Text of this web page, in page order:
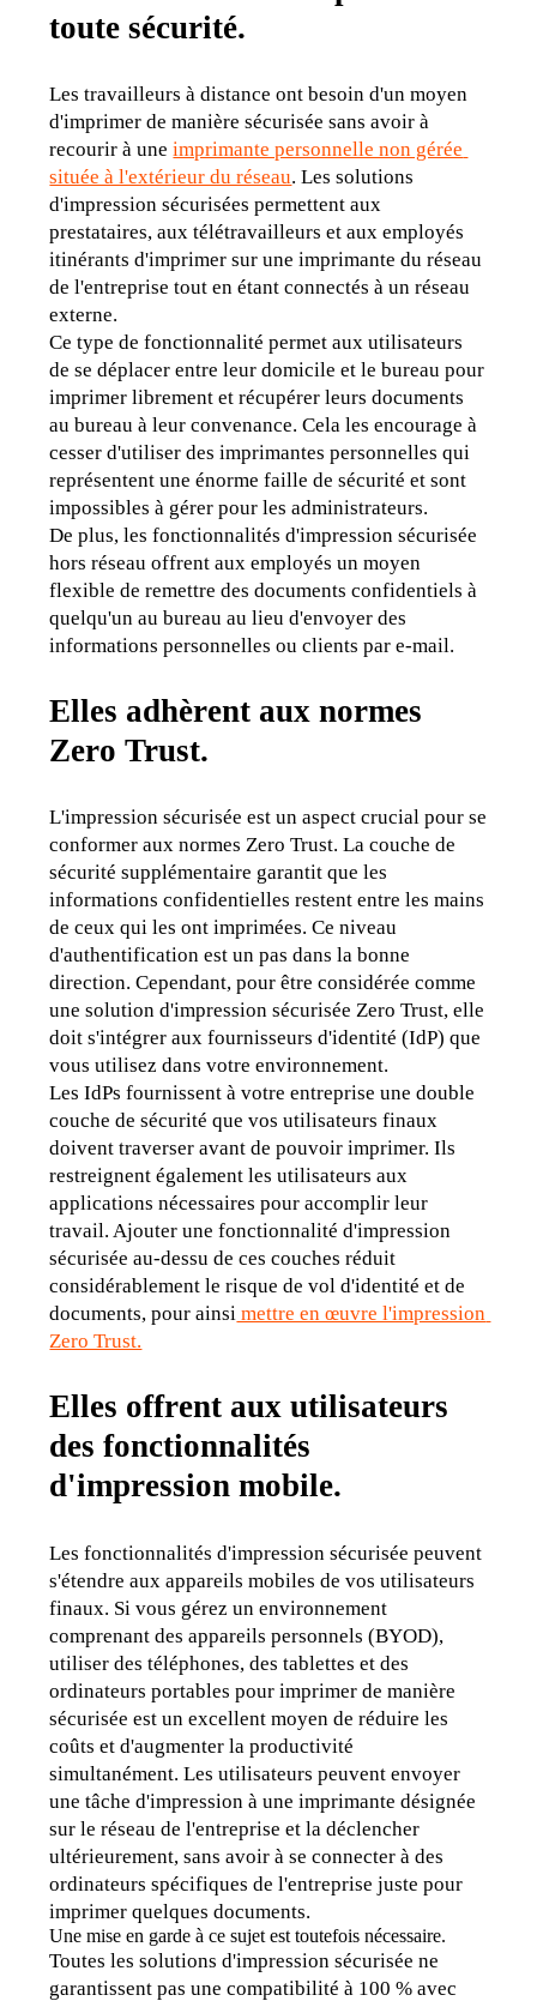
toute sécurité.
Les travailleurs à distance ont besoin d'un moyen
d'imprimer de manière sécurisée sans avoir à
recourir à une imprimante personnelle non gérée
située à l'extérieur du réseau. Les solutions
d'impression sécurisées permettent aux
prestataires, aux télétravailleurs et aux employés
itinérants d'imprimer sur une imprimante du réseau
de l'entreprise tout en étant connectés à un réseau
externe.
Ce type de fonctionnalité permet aux utilisateurs
de se déplacer entre leur domicile et le bureau pour
imprimer librement et récupérer leurs documents
au bureau à leur convenance. Cela les encourage à
cesser d'utiliser des imprimantes personnelles qui
représentent une énorme faille de sécurité et sont
impossibles à gérer pour les administrateurs.
De plus, les fonctionnalités d'impression sécurisée
hors réseau offrent aux employés un moyen
flexible de remettre des documents confidentiels à
quelqu'un au bureau au lieu d'envoyer des
informations personnelles ou clients par e-mail.
Elles adhèrent aux normes
Zero Trust.
L'impression sécurisée est un aspect crucial pour se
conformer aux normes Zero Trust. La couche de
sécurité supplémentaire garantit que les
informations confidentielles restent entre les mains
de ceux qui les ont imprimées. Ce niveau
d'authentification est un pas dans la bonne
direction. Cependant, pour être considérée comme
une solution d'impression sécurisée Zero Trust, elle
doit s'intégrer aux fournisseurs d'identité (IdP) que
vous utilisez dans votre environnement.
Les IdPs fournissent à votre entreprise une double
couche de sécurité que vos utilisateurs finaux
doivent traverser avant de pouvoir imprimer. Ils
restreignent également les utilisateurs aux
applications nécessaires pour accomplir leur
travail. Ajouter une fonctionnalité d'impression
sécurisée au-dessu de ces couches réduit
considérablement le risque de vol d'identité et de
documents, pour ainsi mettre en œuvre l'impression
Zero Trust.
Elles offrent aux utilisateurs
des fonctionnalités
d'impression mobile.
Les fonctionnalités d'impression sécurisée peuvent
s'étendre aux appareils mobiles de vos utilisateurs
finaux. Si vous gérez un environnement
comprenant des appareils personnels (BYOD),
utiliser des téléphones, des tablettes et des
ordinateurs portables pour imprimer de manière
sécurisée est un excellent moyen de réduire les
coûts et d'augmenter la productivité
simultanément. Les utilisateurs peuvent envoyer
une tâche d'impression à une imprimante désignée
sur le réseau de l'entreprise et la déclencher
ultérieurement, sans avoir à se connecter à des
ordinateurs spécifiques de l'entreprise juste pour
imprimer quelques documents.
Une mise en garde à ce sujet est toutefois nécessaire.
Toutes les solutions d'impression sécurisée ne
garantissent pas une compatibilité à 100 % avec